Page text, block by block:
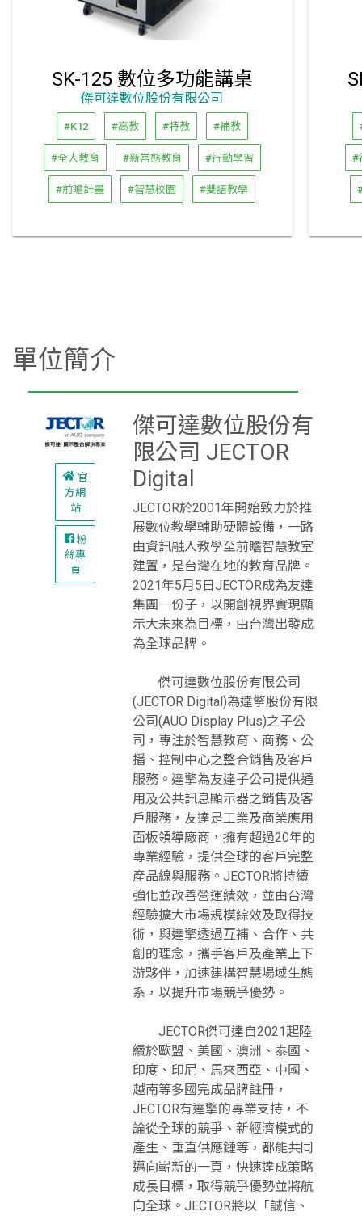
SK-125 數位多功能講桌
傑可達數位股份有限公司
#K12 #高教 #特教 #補教
#全人教育 #新常態教育 #行動學習
#前瞻計畫 #智慧校園 #雙語教學
#
單位簡介
官
方網
站
粉
絲專
頁
傑可達數位股份有
限公司 JECTOR
Digital
JECTOR於2001年開始致力於推
展數位教學輔助硬體設備，一路
由資訊融入教學至前瞻智慧教室
建置，是台灣在地的教育品牌。
2021年5月5日JECTOR成為友達
集團一份子，以開創視界實現顯
示大未來為目標，由台灣出發成
為全球品牌。
傑可達數位股份有限公司
(JECTOR Digital)為達擎股份有限
公司(AUO Display Plus)之子公
司，專注於智慧教育、商務、公
播、控制中心之整合銷售及客戶
服務。達擎為友達子公司提供通
用及公共訊息顯示器之銷售及客
戶服務，友達是工業及商業應用
面板領導廠商，擁有超過20年的
專業經驗，提供全球的客戶完整
產品線與服務。JECTOR將持續
強化並改善營運績效，並由台灣
經驗擴大市場規模綜效及取得技
術，與達擎透過互補、合作、共
創的理念，攜手客戶及產業上下
游夥伴，加速建構智慧場域生態
系，以提升市場競爭優勢。
JECTOR傑可達自2021起陸
續於歐盟、美國、澳洲、泰國、
印度、印尼、馬來西亞、中國、
越南等多國完成品牌註冊，
JECTOR有達擎的專業支持，不
論從全球的競爭、新經濟模式的
產生、垂直供應鏈等，都能共同
邁向嶄新的一頁，快速達成策略
成長目標，取得競爭優勢並將航
向全球。JECTOR將以「誠信、